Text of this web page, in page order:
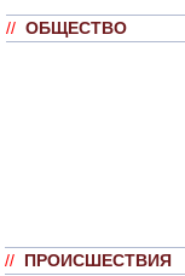
// ОБЩЕСТВО
// ПРОИСШЕСТВИЯ